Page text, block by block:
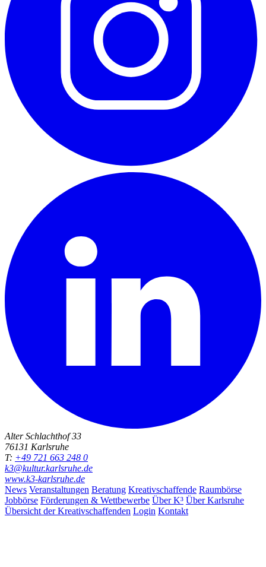
Alter Schlachthof 33
76131 Karlsruhe
T: +49 721 663 248 0
k3@kultur.karlsruhe.de
www.k3-karlsruhe.de
News Veranstaltungen Beratung Kreativschaffende Raumbörse
Jobbörse Förderungen & Wettbewerbe Über K³ Über Karlsruhe
Übersicht der Kreativschaffenden Login Kontakt